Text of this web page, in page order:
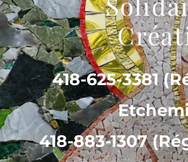
418-625-3381
418-883-1307